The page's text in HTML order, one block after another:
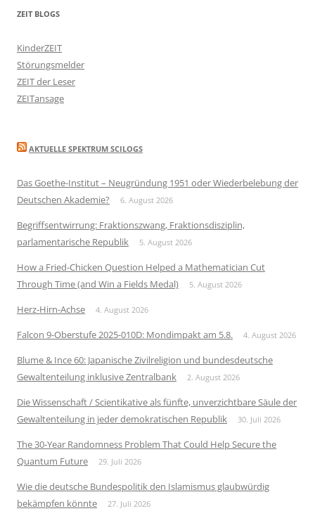
ZEIT BLOGS
KinderZEIT
Störungsmelder
ZEIT der Leser
ZEITansage
AKTUELLE SPEKTRUM SCILOGS
Das Goethe-Institut – Neugründung 1951 oder Wiederbelebung der
Deutschen Akademie?
6. August 2026
Begriffsentwirrung: Fraktionszwang, Fraktionsdisziplin,
parlamentarische Republik
5. August 2026
How a Fried-Chicken Question Helped a Mathematician Cut
Through Time (and Win a Fields Medal)
5. August 2026
Herz-Hirn-Achse 4. August 2026
Falcon 9-Oberstufe 2025-010D: Mondimpakt am 5.8. 4. August 2026
Blume & Ince 60: Japanische Zivilreligion und bundesdeutsche
Gewaltenteilung inklusive Zentralbank
2. August 2026
Die Wissenschaft / Scientikative als fünfte, unverzichtbare Säule der
Gewaltenteilung in jeder demokratischen Republik
30. Juli 2026
The 30-Year Randomness Problem That Could Help Secure the
Quantum Future
29. Juli 2026
Wie die deutsche Bundespolitik den Islamismus glaubwürdig
bekämpfen könnte
27. Juli 2026